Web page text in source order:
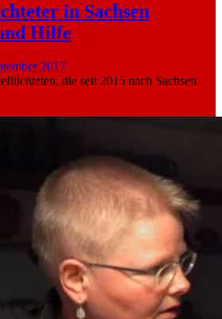
in Sachsen
Hilfe
2017
die seit 2015 nach Sachsen